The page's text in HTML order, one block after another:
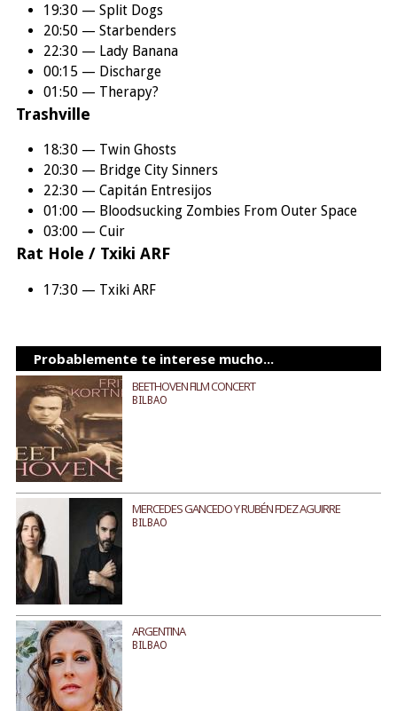
19:30 — Split Dogs
20:50 — Starbenders
22:30 — Lady Banana
00:15 — Discharge
01:50 — Therapy?
Trashville
18:30 — Twin Ghosts
20:30 — Bridge City Sinners
22:30 — Capitán Entresijos
01:00 — Bloodsucking Zombies From Outer Space
03:00 — Cuir
Rat Hole / Txiki ARF
17:30 — Txiki ARF
Probablemente te interese mucho...
BEETHOVEN FILM CONCERT
BILBAO
MERCEDES GANCEDO Y RUBÉN FDEZ AGUIRRE
BILBAO
ARGENTINA
BILBAO